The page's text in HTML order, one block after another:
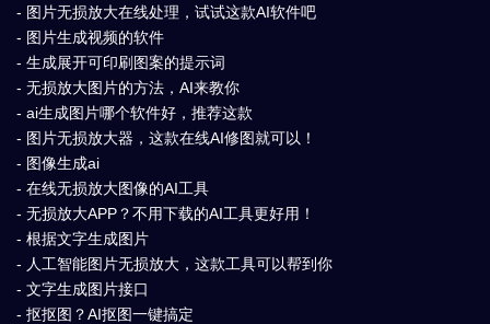
- 图片无损放大在线处理，试试这款AI软件吧
- 图片生成视频的软件
- 生成展开可印刷图案的提示词
- 无损放大图片的方法，AI来教你
- ai生成图片哪个软件好，推荐这款
- 图片无损放大器，这款在线AI修图就可以！
- 图像生成ai
- 在线无损放大图像的AI工具
- 无损放大APP？不用下载的AI工具更好用！
- 根据文字生成图片
- 人工智能图片无损放大，这款工具可以帮到你
- 文字生成图片接口
- 抠抠图？AI抠图一键搞定